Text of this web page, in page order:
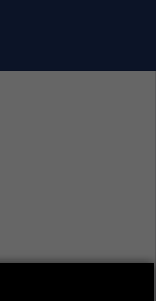
BP. N° 104